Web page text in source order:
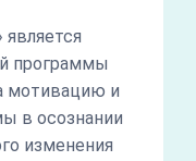
программы
мотивацию и
в осознании
изменения